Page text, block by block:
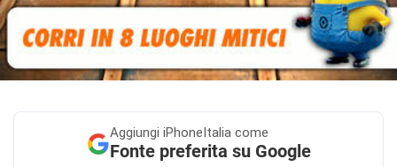
Aggiungi iPhoneItalia come
Fonte preferita su Google